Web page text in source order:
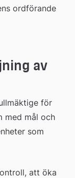
ordförande
av
för
med mål och
som
att öka